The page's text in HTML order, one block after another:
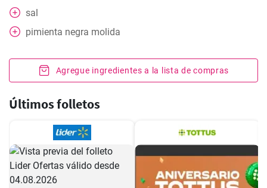
sal
pimienta negra molida
Agregue ingredientes a la lista de compras
Últimos folletos